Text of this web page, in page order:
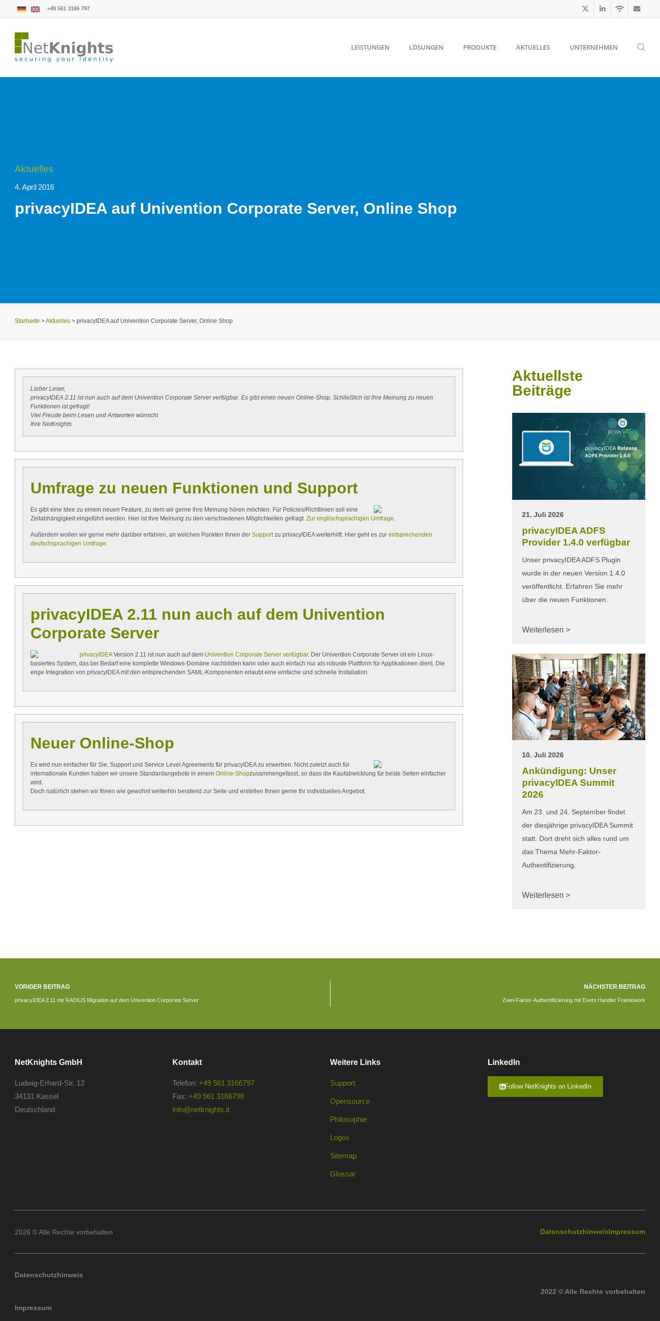
+49 561 3166 797
LEISTUNGEN LÖSUNGEN PRODUKTE AKTUELLES UNTERNEHMEN
Aktuelles
4. April 2016
privacyIDEA auf Univention Corporate Server, Online Shop
Startseite >Aktuelles > privacyIDEA auf Univention Corporate Server, Online Shop
Lieber Leser,
privacyIDEA 2.11 ist nun auch auf dem Univention Corporate Server verfügbar. Es gibt einen neuen Online-Shop. Schließlich ist Ihre Meinung zu neuen
Funktionen ist gefragt!
Viel Freude beim Lesen und Antworten wünscht
Ihre NetKnights
Umfrage zu neuen Funktionen und Support
Es gibt eine Idee zu einem neuen Feature, zu dem wir gerne Ihre Meinung hören möchten. Für Policies/Richtlinien soll eine
Zeitabhängigkeit eingeführt werden. Hier ist Ihre Meinung zu den verschiedenen Möglichkeiten gefragt. Zur englischsprachigen Umfrage.
Außerdem wollen wir gerne mehr darüber erfahren, an welchen Punkten Ihnen der Supportzu privacyIDEA weiterhilft. Hier geht es zur entsprechenden
deutschsprachigen Umfrage
privacyIDEA 2.11 nun auch auf dem Univention
Corporate Server
privacyIDEAVersion 2.11 ist nun auch auf dem Univention Corporate Server verfügbar. Der Univention Corporate Server ist ein Linux-
basiertes System, das bei Bedarf eine komplette Windows-Domäne nachbilden kann oder auch einfach nur als robuste Plattform für Applikationen dient. Die
enge Integration von privacyIDEA mit den entsprechenden SAML-Komponenten erlaubt eine einfache und schnelle Installation.
Neuer Online-Shop
Es wird nun einfacher für Sie, Support und Service Level Agreements für privacyIDEA zu erwerben. Nicht zuletzt auch für
internationale Kunden haben wir unsere Standardangebote in einem Online-Shopzusammengefasst, so dass die Kaufabwicklung für beide Seiten einfacher
wird.
Doch natürlich stehen wir Ihnen wie gewohnt weiterhin beratend zur Seite und erstellen Ihnen gerne Ihr individuelles Angebot.
Aktuellste
Beiträge
21. Juli 2026
privacyIDEA ADFS
Provider 1.4.0 verfügbar
Unser privacyIDEA ADFS Plugin
wurde in der neuen Version 1.4.0
veröffentlicht. Erfahren Sie mehr
über die neuen Funktionen.
Weiterlesen >
10. Juli 2026
Ankündigung: Unser
privacyIDEA Summit
2026
Am 23. und 24. September findet
der diesjährige privacyIDEA Summit
statt. Dort dreht sich alles rund um
das Thema Mehr-Faktor-
Authentifizierung.
Weiterlesen >
VORIGER BEITRAG
privacyIDEA 2.11 mit RADIUS Migration auf dem Univention Corporate Server
NÄCHSTER BEITRAG
Zwei-Faktor-Authentifizierung mit Event Handler Framework
NetKnights GmbH
Ludwig-Erhard-Str. 12
34131 Kassel
Deutschland
Kontakt
Telefon: +49 561 3166797
Fax: +49 561 3166798
info@netknights.it
Weitere Links
Support
Opensource
Philosophie
Logos
Sitemap
Glossar
LinkedIn
Follow NetKnights on LinkedIn
2026 © Alle Rechte vorbehalten DatenschutzhinweisImpressum
Datenschutzhinweis
Impressum
2022 © Alle Rechte vorbehalten